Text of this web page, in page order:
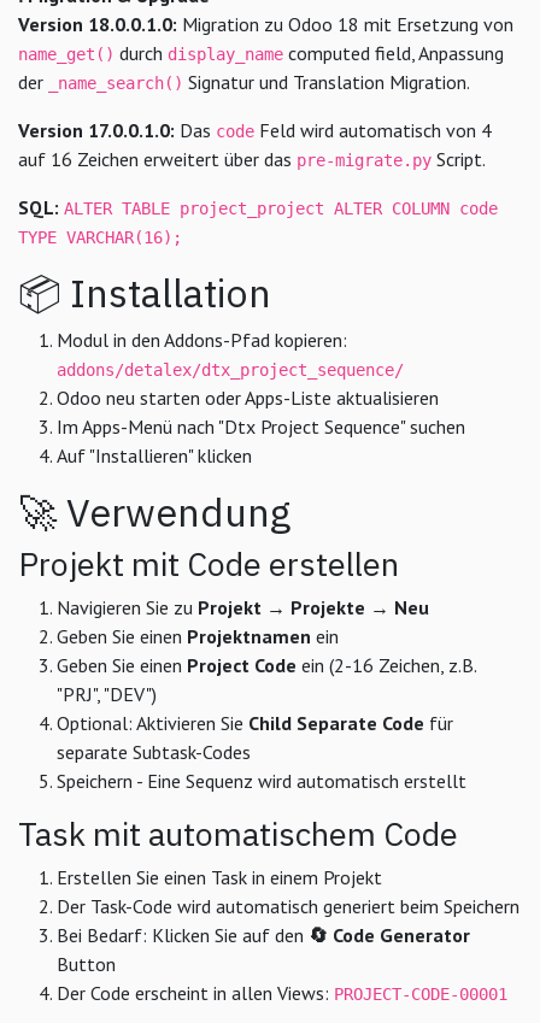
Version 18.0.0.1.0: Migration zu Odoo 18 mit Ersetzung von
name_get() durch display_name computed field, Anpassung
der
_name_search() Signatur und Translation Migration.
Version 17.0.0.1.0: Das code Feld wird automatisch von 4
auf 16 Zeichen erweitert über das pre-migrate.py Script.
SQL: ALTER TABLE project_project ALTER COLUMN code
TYPE VARCHAR(16);
📦 Installation
Modul in den Addons-Pfad kopieren:
addons/detalex/dtx_project_sequence/
Odoo neu starten oder Apps-Liste aktualisieren
Im Apps-Menü nach "Dtx Project Sequence" suchen
Auf "Installieren" klicken
🚀 Verwendung
Projekt mit Code erstellen
Navigieren Sie zu Projekt → Projekte → Neu
Geben Sie einen Projektnamen ein
Geben Sie einen Project Code ein (2-16 Zeichen, z.B.
"PRJ", "DEV")
Optional: Aktivieren Sie Child Separate Code für
separate Subtask-Codes
Speichern - Eine Sequenz wird automatisch erstellt
Task mit automatischem Code
Erstellen Sie einen Task in einem Projekt
Der Task-Code wird automatisch generiert beim Speichern
Bei Bedarf: Klicken Sie auf den 🔄 Code Generator
Button
Der Code erscheint in allen Views: PROJECT-CODE-00001